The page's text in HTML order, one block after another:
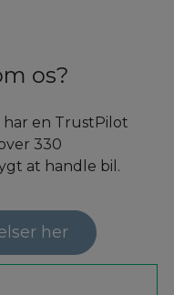
os?
har en TrustPilot
330
at handle bil.
her